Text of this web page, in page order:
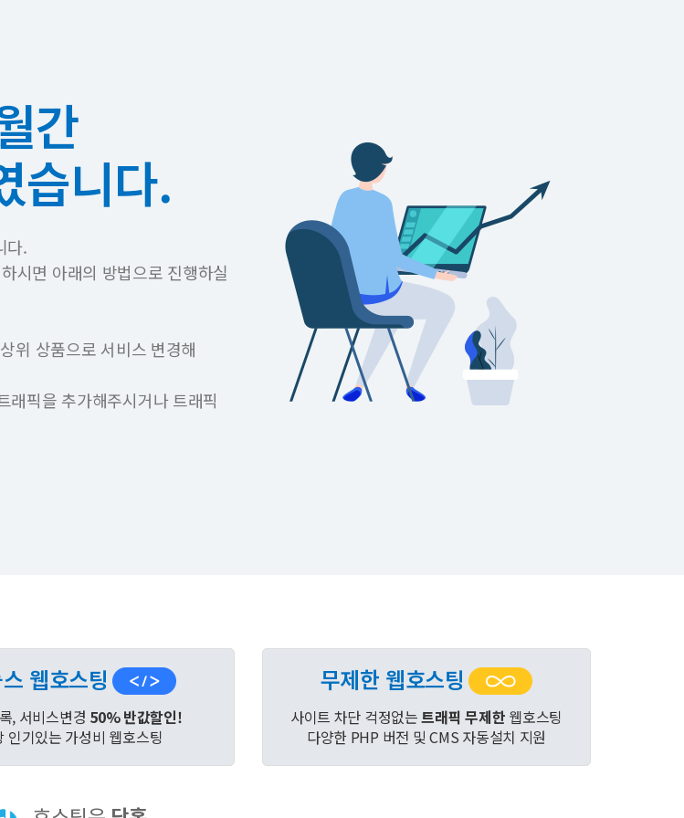
간
습니다.
다.
시면 아래의 방법으로 진행하실
위 상품으로 서비스 변경해
래픽을 추가해주시거나 트래픽
웹호스팅
, 서비스변경 50% 반값할인!
인기있는 가성비 웹호스팅
무제한 웹호스팅
사이트 차단 걱정없는트래픽 무제한 웹호스팅
다양한 PHP 버전 및 CMS 자동설치 지원